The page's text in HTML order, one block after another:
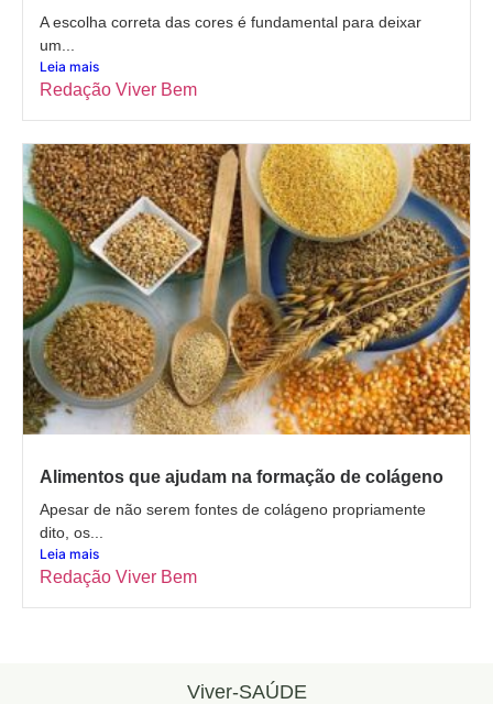
A escolha correta das cores é fundamental para deixar
um...
Leia mais
Redação Viver Bem
Alimentos que ajudam na formação de colágeno
Apesar de não serem fontes de colágeno propriamente
dito, os...
Leia mais
Redação Viver Bem
Viver-SAÚDE